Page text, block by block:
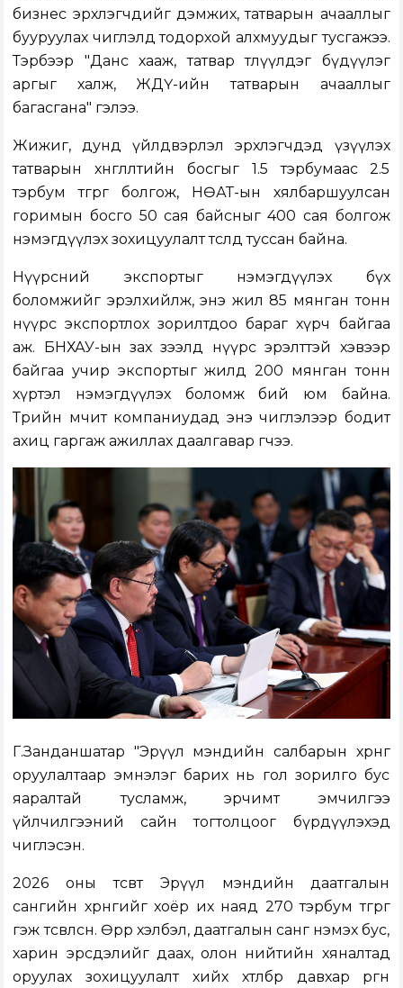
бизнес эрхлэгчдийг дэмжих, татварын ачааллыг
бууруулах чиглэлд тодорхой алхмуудыг тусгажээ.
Тэрбээр "Данс хааж, татвар төлүүлдэг бүдүүлэг
аргыг халж, ЖДҮ-ийн татварын ачааллыг
багасгана" гэлээ.
Жижиг, дунд үйлдвэрлэл эрхлэгчдэд үзүүлэх
татварын хөнгөлөлтийн босгыг 1.5 тэрбумаас 2.5
тэрбум төгрөг болгож, НӨАТ-ын хялбаршуулсан
горимын босго 50 сая байсныг 400 сая болгож
нэмэгдүүлэх зохицуулалт төсөлд туссан байна.
Нүүрсний экспортыг нэмэгдүүлэх бүх
боломжийг эрэлхийлж, энэ жил 85 мянган тонн
нүүрс экспортлох зорилтдоо бараг хүрч байгаа
аж. БНХАУ-ын зах зээлд нүүрс эрэлттэй хэвээр
байгаа учир экспортыг жилд 200 мянган тонн
хүртэл нэмэгдүүлэх боломж бий юм байна.
Төрийн өмчит компаниудад энэ чиглэлээр бодит
ахиц гаргаж ажиллах даалгавар өгчээ.
Г.Занданшатар "Эрүүл мэндийн салбарын хөрөнгө
оруулалтаар эмнэлэг барих нь гол зорилго бус
яаралтай тусламж, эрчимт эмчилгээ
үйлчилгээний сайн тогтолцоог бүрдүүлэхэд
чиглэсэн.
2026 оны төсөвт Эрүүл мэндийн даатгалын
сангийн хөрөнгийг хоёр их наяд 270 тэрбум төгрөг
гэж төсөвлөсөн. Өөрөөр хэлбэл, даатгалын санг нэмэх бус,
харин эрсдэлийг даах, олон нийтийн хяналтад
оруулах зохицуулалт хийх хөтөлбөр давхар өргөн